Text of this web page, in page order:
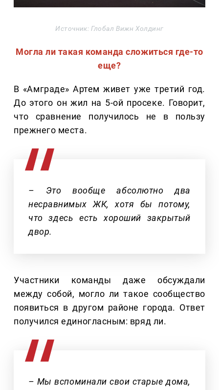
Источник: Глобал Вижн Холдинг
Могла ли такая команда сложиться где-то
еще?
В «Амграде» Артем живет уже третий год.
До этого он жил на 5-ой просеке. Говорит,
что сравнение получилось не в пользу
прежнего места.
– Это вообще абсолютно два
несравнимых ЖК, хотя бы потому,
что здесь есть хороший закрытый
двор.
Участники команды даже обсуждали
между собой, могло ли такое сообщество
появиться в другом районе города. Ответ
получился единогласным: вряд ли.
– Мы вспоминали свои старые дома,